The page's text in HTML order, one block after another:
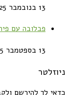
13 בנובמבר 2025
פבלובה עם
13 בספטמבר 2025
ניוזלטר
כדאי לך להירשם